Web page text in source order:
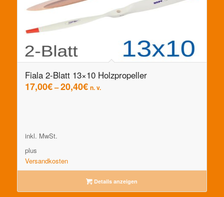
Fiala 2-Blatt 13×10 Holzpropeller
17,00€–20,40€ n. v.
inkl. MwSt.
plus
Versandkosten
Details anzeigen